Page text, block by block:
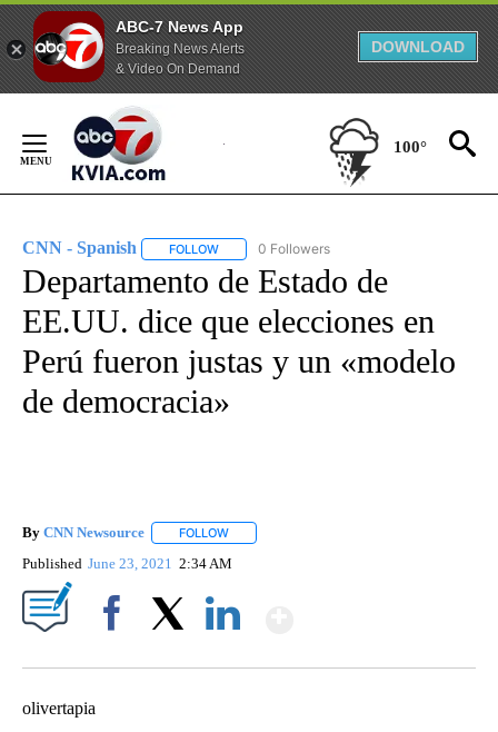
ABC-7 News App
Breaking News Alerts
& Video On Demand
DOWNLOAD
Content
100°
CNN - Spanish FOLLOW FOLLOW "CNN - SPANISH" TO RECEIVE
0 Followers
Departamento de Estado de
EE.UU. dice que elecciones en
Perú fueron justas y un «modelo
de democracia»
By CNN Newsource FOLLOW
Published June 23, 2021 2:34 AM
olivertapia